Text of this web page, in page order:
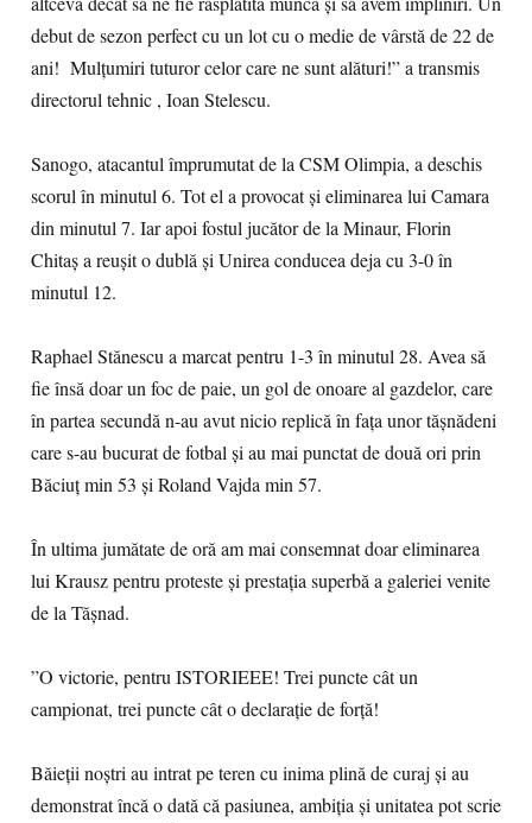
debut de sezon perfect cu un lot cu o medie de vârstă de 22 de
ani! Mulțumiri tuturor celor care ne sunt alături!” a transmis
directorul tehnic , Ioan Stelescu.
Sanogo, atacantul împrumutat de la CSM Olimpia, a deschis
scorul în minutul 6. Tot el a provocat și eliminarea lui Camara
din minutul 7. Iar apoi fostul jucător de la Minaur, Florin
Chitaș a reușit o dublă și Unirea conducea deja cu 3-0 în
minutul 12.
Raphael Stănescu a marcat pentru 1-3 în minutul 28. Avea să
fie însă doar un foc de paie, un gol de onoare al gazdelor, care
în partea secundă n-au avut nicio replică în fața unor tășnădeni
care s-au bucurat de fotbal și au mai punctat de două ori prin
Băciuț min 53 și Roland Vajda min 57.
În ultima jumătate de oră am mai consemnat doar eliminarea
lui Krausz pentru proteste și prestația superbă a galeriei venite
de la Tășnad.
”O victorie, pentru ISTORIEEE! Trei puncte cât un
campionat, trei puncte cât o declarație de forță!
Băieții noștri au intrat pe teren cu inima plină de curaj și au
demonstrat încă o dată că pasiunea, ambiția și unitatea pot scrie